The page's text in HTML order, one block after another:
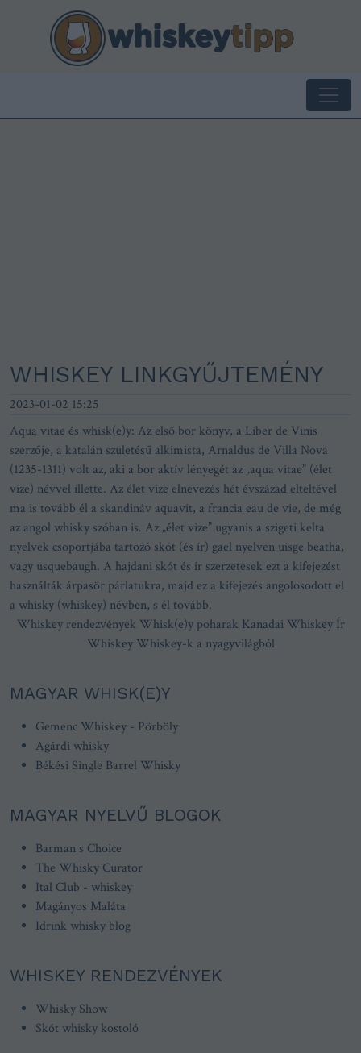
WHISKEY LINKGYŰJTEMÉNY
2023-01-02 15:25
Aqua vitae és whisk(e)y: Az első bor könyv, a Liber de Vinis
szerzője, a katalán születésű alkimista, Arnaldus de Villa Nova
(1235-1311) volt az, aki a bor aktív lényegét az „aqua vitae” (élet
vize) névvel illette. Az élet vize elnevezés hét évszázad elteltével
ma is tovább él a skandináv aquavit, a francia eau de vie, de még
az angol whisky szóban is. Az „élet vize” ugyanis a szigeti kelta
nyelvek csoportjába tartozó skót (és ír) gael nyelven uisge beatha,
vagy usquebaugh. A hajdani skót és ír szerzetesek ezt a kifejezést
használták árpasör párlatukra, majd ez a kifejezés angolosodott el
a whisky (whiskey) névben, s él tovább.
Whiskey rendezvények Whisk(e)y poharak Kanadai Whiskey Ír
Whiskey Whiskey-k a nyagyvilágból
MAGYAR WHISK(E)Y
Gemenc Whiskey - Pörböly
Agárdi whisky
Békési Single Barrel Whisky
MAGYAR NYELVŰ BLOGOK
Barman s Choice
The Whisky Curator
Ital Club - whiskey
Magányos Maláta
Idrink whisky blog
WHISKEY RENDEZVÉNYEK
Whisky Show
Skót whisky kostoló